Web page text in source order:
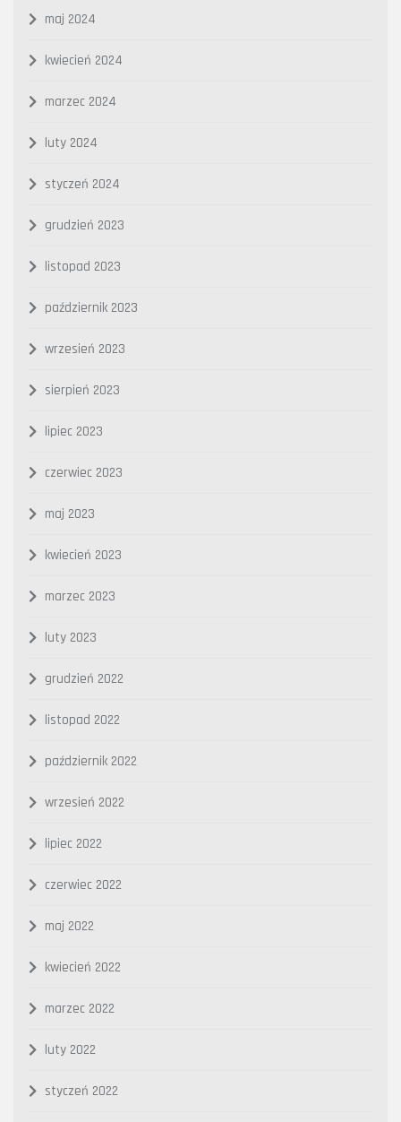
maj 2024
kwiecień 2024
marzec 2024
luty 2024
styczeń 2024
grudzień 2023
listopad 2023
październik 2023
wrzesień 2023
sierpień 2023
lipiec 2023
czerwiec 2023
maj 2023
kwiecień 2023
marzec 2023
luty 2023
grudzień 2022
listopad 2022
październik 2022
wrzesień 2022
lipiec 2022
czerwiec 2022
maj 2022
kwiecień 2022
marzec 2022
luty 2022
styczeń 2022